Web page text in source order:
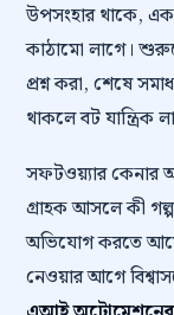
উপসংহার থাকে,
কাঠামো লাগে।
প্রশ্ন করা, শেষে
থাকলে বট যান্ত্রিক
সফটওয়্যার কেনার
গ্রাহক আসলে কী
অভিযোগ করতে আসে,
নেওয়ার আগে